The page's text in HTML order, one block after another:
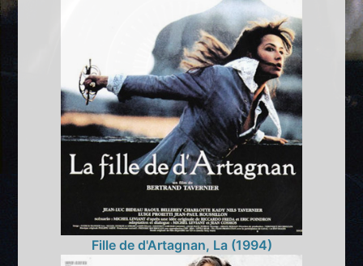
Fille de d'Artagnan, La (1994)